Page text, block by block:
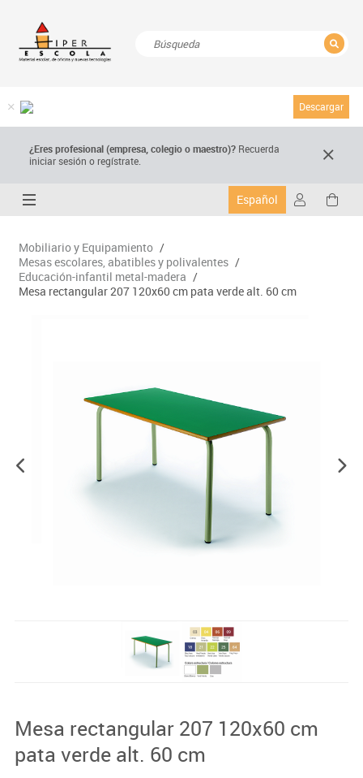
Descargar
¿Eres profesional (empresa, colegio o maestro)? Recuerda
iniciar sesión o regístrate.
Español
Mobiliario y Equipamiento /
Mesas escolares, abatibles y polivalentes /
Educación-infantil metal-madera /
Mesa rectangular 207 120x60 cm pata verde alt. 60 cm
Mesa rectangular 207 120x60 cm
pata verde alt. 60 cm